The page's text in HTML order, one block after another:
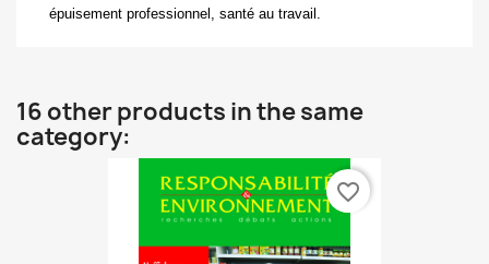
épuisement professionnel, santé au travail.
16 other products in the same
category:
favorite_border